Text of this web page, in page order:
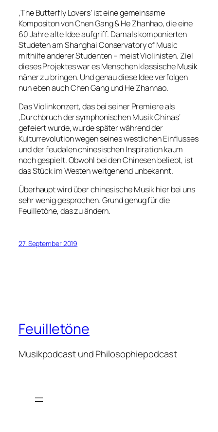
‚The Butterfly Lovers‘ ist eine gemeinsame
Kompositon von Chen Gang & He Zhanhao, die eine
60 Jahre alte Idee aufgriff. Damals komponierten
Studeten am Shanghai Conservatory of Music
mithilfe anderer Studenten – meist Violinisten. Ziel
dieses Projektes war es Menschen klassische Musik
näher zu bringen. Und genau diese Idee verfolgen
nun eben auch Chen Gang und He Zhanhao.
Das Violinkonzert, das bei seiner Premiere als
‚Durchbruch der symphonischen Musik Chinas‘
gefeiert wurde, wurde später während der
Kulturrevolution wegen seines westlichen Einflusses
und der feudalen chinesischen Inspiration kaum
noch gespielt. Obwohl bei den Chinesen beliebt, ist
das Stück im Westen weitgehend unbekannt.
Überhaupt wird über chinesische Musik hier bei uns
sehr wenig gesprochen. Grund genug für die
Feuilletöne, das zu ändern.
27. September 2019
Feuilletöne
Musikpodcast und Philosophiepodcast